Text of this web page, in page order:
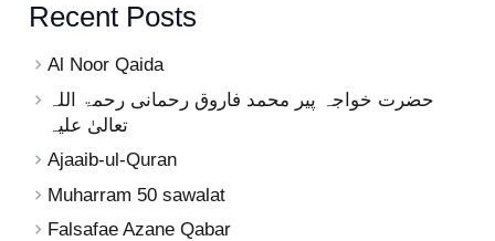
Recent Posts
Al Noor Qaida
حضرت خواجہ پیر محمد فاروق رحمانی رحمۃ اللہ
تعالیٰ علیہ
Ajaaib-ul-Quran
Muharram 50 sawalat
Falsafae Azane Qabar